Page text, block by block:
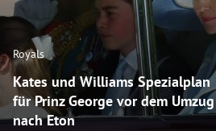
Royals
Kates und Williams Spezialplan
für Prinz George vor dem Umzug
nach Eton